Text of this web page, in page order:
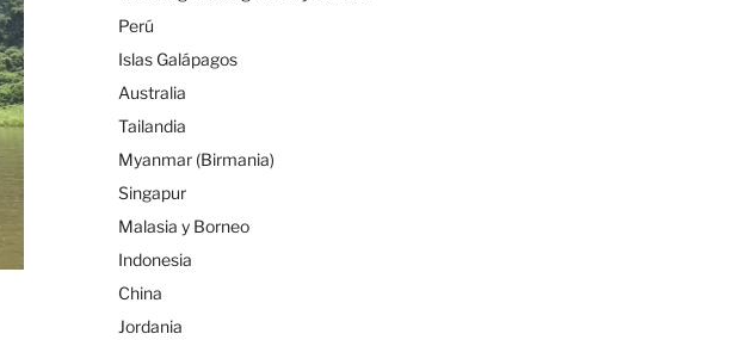
Perú
Islas Galápagos
Australia
Tailandia
Myanmar (Birmania)
Singapur
Malasia y Borneo
Indonesia
China
Jordania